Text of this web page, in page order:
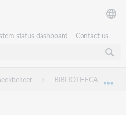
status dashboard Contact us
uitvouwen / samenvouwen
BIBLIOTHECA